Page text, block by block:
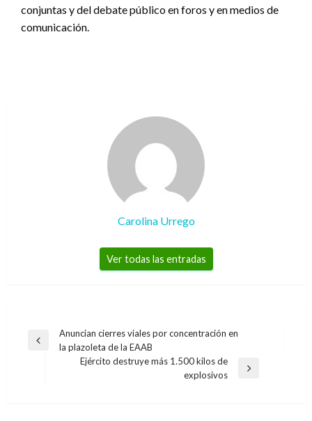
conjuntas y del debate público en foros y en medios de
comunicación.
Carolina Urrego
Ver todas las entradas
Navegación
Entrada
Anuncian cierres viales por concentración en
la plazoleta de la EAAB
Ejército destruye más 1.500 kilos de
explosivos